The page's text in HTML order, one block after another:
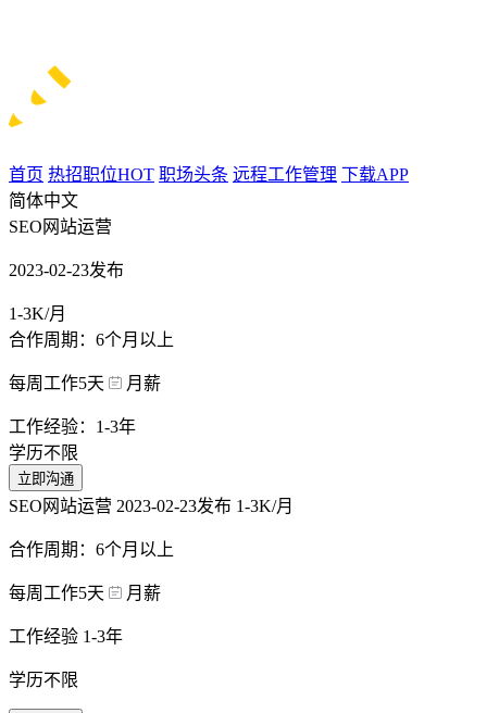
首页 热招职位HOT 职场头条 远程工作管理 下载APP
简体中文
SEO网站运营
2023-02-23发布
1-3K/月
合作周期：6个月以上
每周工作5天 月薪
工作经验：1-3年
学历不限
立即沟通
SEO网站运营 2023-02-23发布 1-3K/月
合作周期：6个月以上
每周工作5天 月薪
工作经验 1-3年
学历不限